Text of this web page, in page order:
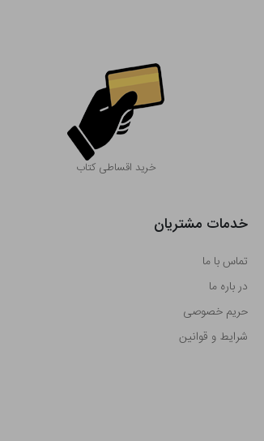
خرید اقساطی کتاب
خدمات مشتریان
تماس با ما
در باره ما
حریم خصوصی
شرایط و قوانین